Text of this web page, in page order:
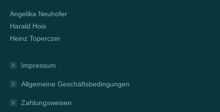
Angelika Neuhofer
Harald Hois
Heinz Toperczer
Impressum
Allgemeine Geschäftsbedingungen
Zahlungsweisen